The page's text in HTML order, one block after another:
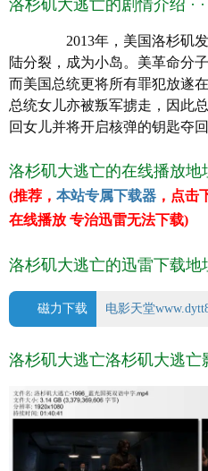
年 代1996
类 别 动作/
语 言 英语/
字 幕 中文
上映日期
豆瓣评分 6.4/
文件格式 x264
视频尺寸 1920
文件大小 3379
洛杉矶大逃亡的剧情介绍 · ·
2013年，美国洛杉矶发
陆分裂，成为小岛。美革命分
而美国总统更将所有罪犯放遂
总统女儿亦被叛军掳走，因此
回女儿并将开启核弹的钥匙夺回
洛杉矶大逃亡的在线播放地址
(推荐， 本站专属下载器 ，点击
在线播放 专治迅雷无法下载)
洛杉矶大逃亡的迅雷下载地址
磁力下载 电影天堂www.dytt8899.com洛
洛杉矶大逃亡洛杉矶大逃亡